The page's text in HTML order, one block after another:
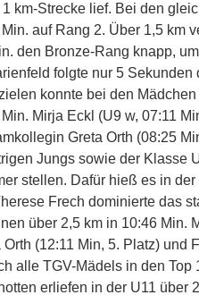
km-Strecke lief. Bei den
auf Rang 2. Über 1,5 km
den Bronze-Rang knapp,
folgte nur 5
konnte bei den
Mirja Eckl (U9 w, 07:11
Greta Orth (08:25
Jungs sowie der Klasse
stellen. Dafür hieß es in
Frech dominierte das
über 2,5 km in 10:46 Min.
Orth (12:11 Min, 5. Platz) und
alle TGV-Mädels in den
erliefen in der U11 über